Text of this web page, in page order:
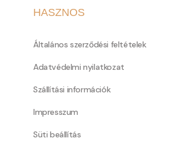
HASZNOS
Általános szerződési feltételek
Adatvédelmi nyilatkozat
Szállítási információk
Impresszum
Süti beállítás